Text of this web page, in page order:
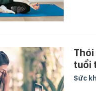
Thói
tuổi
Sức